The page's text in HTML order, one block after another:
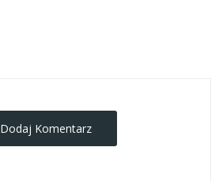
Dodaj Komentarz